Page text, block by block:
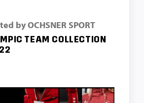
by OCHSNER SPORT
TEAM COLLECTION